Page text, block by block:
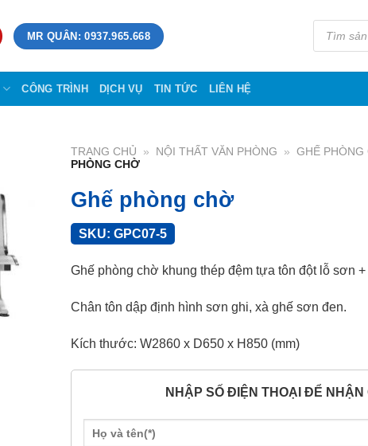
MR QUÂN: 0937.965.668
Tìm
kiếm
phẩm
CÔNG TRÌNH DỊCH VỤ TIN TỨC LIÊN HỆ
TRANG CHỦ » NỘI THẤT VĂN PHÒNG » GHẾ PHÒNG
PHÒNG CHỜ
Ghế phòng chờ
SKU: GPC07-5
Ghế phòng chờ khung thép đệm tựa tôn đột lỗ sơn +
Chân tôn dập định hình sơn ghi, xà ghế sơn đen.
Kích thước: W2860 x D650 x H850 (mm)
NHẬP SỐ ĐIỆN THOẠI ĐỂ NHẬN